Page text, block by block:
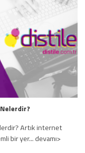
Artık internet
bir yer... devamı>